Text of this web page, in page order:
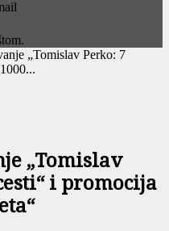
„Tomislav Perko: 7
„Tomislav
i promocija